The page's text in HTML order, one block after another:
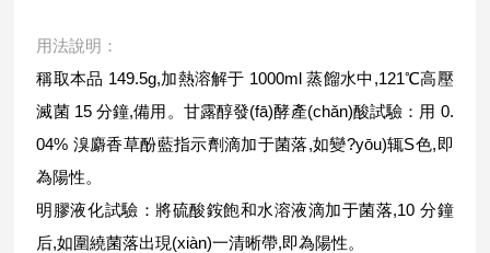
用法說明：
稱取本品 149.5g,加熱溶解于 1000ml 蒸餾水中,121℃高壓
滅菌 15 分鐘,備用。甘露醇發(fā)酵產(chǎn)酸試驗：用 0.
04% 溴麝香草酚藍指示劑滴加于菌落,如變?yōu)辄S色,即
為陽性。
明膠液化試驗：將硫酸銨飽和水溶液滴加于菌落,10 分鐘
后,如圍繞菌落出現(xiàn)一清晰帶,即為陽性。